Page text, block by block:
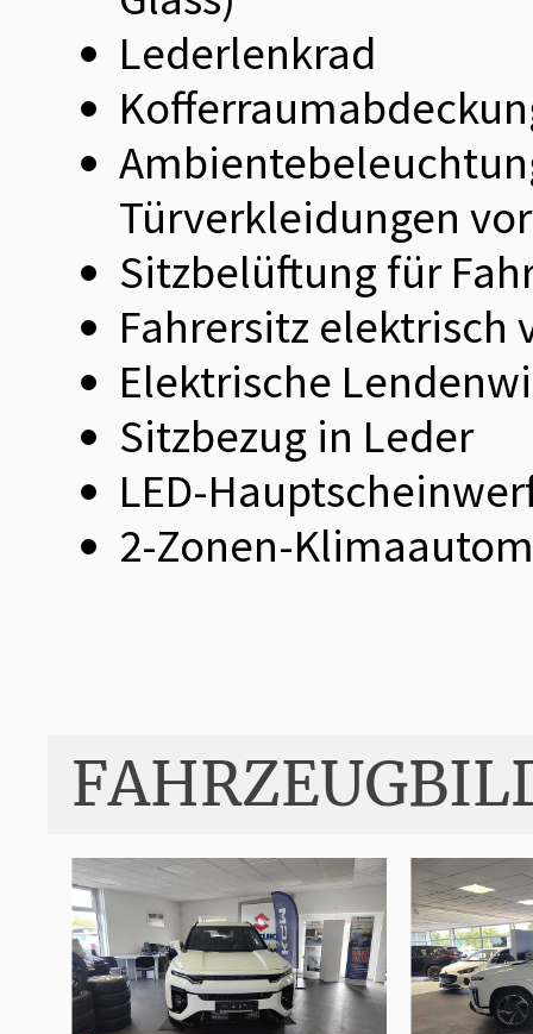
Lederlenkrad
Türverkleidungen
Sitzbelüftung für
Fahrersitz elektrisch
Elektrische
Sitzbezug in Leder
LED-
2-Zonen-